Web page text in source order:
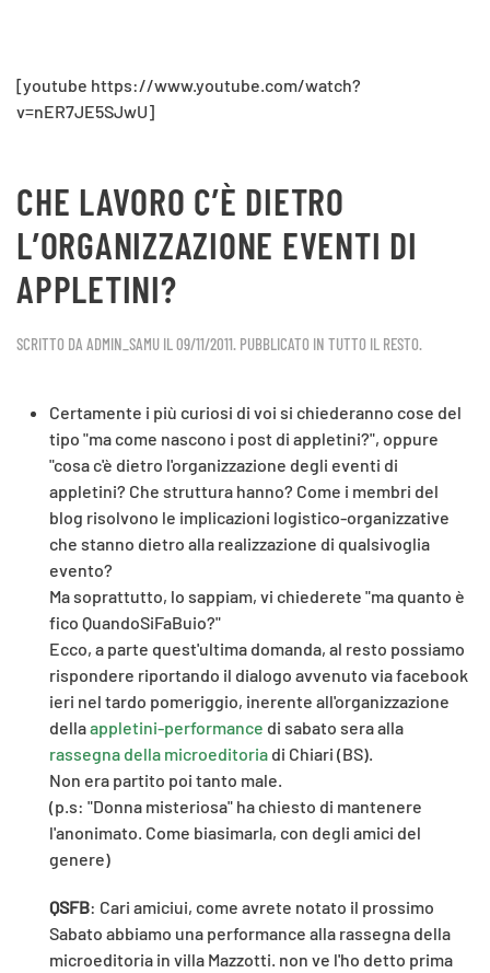
[youtube https://www.youtube.com/watch?
v=nER7JE5SJwU]
CHE LAVORO C’È DIETRO
L’ORGANIZZAZIONE EVENTI DI
APPLETINI?
SCRITTO DA ADMIN_SAMU IL09/11/2011. PUBBLICATO IN TUTTO IL RESTO.
Certamente i più curiosi di voi si chiederanno cose del
tipo "ma come nascono i post di appletini?", oppure
"cosa c'è dietro l'organizzazione degli eventi di
appletini? Che struttura hanno? Come i membri del
blog risolvono le implicazioni logistico-organizzative
che stanno dietro alla realizzazione di qualsivoglia
evento?
Ma soprattutto, lo sappiam, vi chiederete "ma quanto è
fico QuandoSiFaBuio?"
Ecco, a parte quest'ultima domanda, al resto possiamo
rispondere riportando il dialogo avvenuto via facebook
ieri nel tardo pomeriggio, inerente all'organizzazione
dellaappletini-performance di sabato sera alla
rassegna della microeditoria di Chiari (BS).
Non era partito poi tanto male.
(p.s: "Donna misteriosa" ha chiesto di mantenere
l'anonimato. Come biasimarla, con degli amici del
genere)
QSFB: Cari amiciui, come avrete notato il prossimo
Sabato abbiamo una performance alla rassegna della
microeditoria in villa Mazzotti. non ve l'ho detto prima